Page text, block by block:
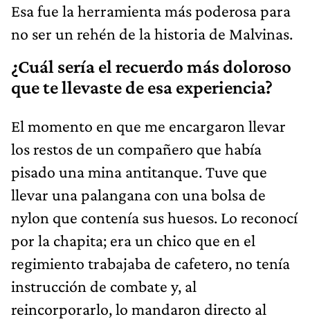
Esa fue la herramienta más poderosa para
no ser un rehén de la historia de Malvinas.
¿Cuál sería el recuerdo más doloroso
que te llevaste de esa experiencia?
El momento en que me encargaron llevar
los restos de un compañero que había
pisado una mina antitanque. Tuve que
llevar una palangana con una bolsa de
nylon que contenía sus huesos. Lo reconocí
por la chapita; era un chico que en el
regimiento trabajaba de cafetero, no tenía
instrucción de combate y, al
reincorporarlo, lo mandaron directo al